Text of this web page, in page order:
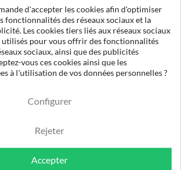
1202-8573-02
D 400 X1
1µ
d'accepter les cookies afin d'optimiser
fonctionnalités des réseaux sociaux et la
Les cookies tiers liés aux réseaux sociaux
utilisés pour vous offrir des fonctionnalités
sociaux, ainsi que des publicités
vous ces cookies ainsi que les
à l'utilisation de vos données personnelles ?
Configurer
Rejeter
Accepter